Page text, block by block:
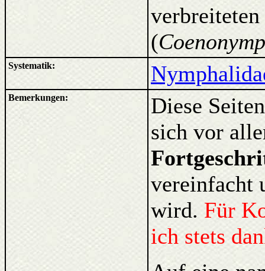
(
Systematik:
Bemerkungen:
Diese
sich vor
vereinfacht
wird. Für
ich stets